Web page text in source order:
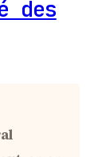
des